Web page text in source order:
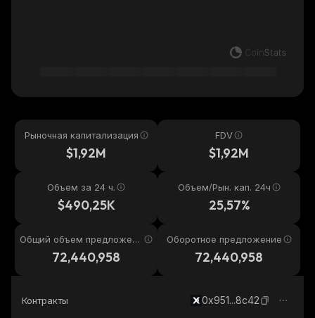
Рыночная капитализация
$1,92M
FDV
$1,92M
Объем за 24 ч.
$490,25K
Объем/Рын. кап. 24ч
25,57%
Общий объем предложени
72,440,958
Оборотное предложение
72,440,958
Контракты 0x951...8c42